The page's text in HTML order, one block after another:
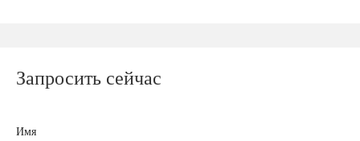
Запросить сейчас
Имя